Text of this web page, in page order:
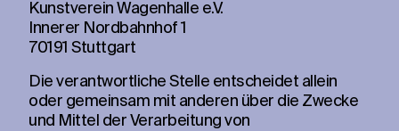
Kunstverein Wagenhalle e.V.
Innerer Nordbahnhof 1
70191 Stuttgart
Die verantwortliche Stelle entscheidet allein
oder gemeinsam mit anderen über die Zwecke
und Mittel der Verarbeitung von